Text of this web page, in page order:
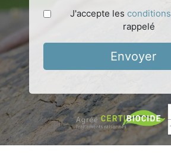
J'accepte les conditions
rappelé
Envoyer